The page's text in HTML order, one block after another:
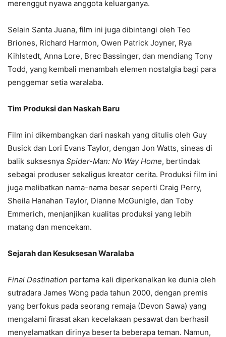
merenggut nyawa anggota keluarganya.
Selain Santa Juana, film ini juga dibintangi oleh Teo
Briones, Richard Harmon, Owen Patrick Joyner, Rya
Kihlstedt, Anna Lore, Brec Bassinger, dan mendiang Tony
Todd, yang kembali menambah elemen nostalgia bagi para
penggemar setia waralaba.
Tim Produksi dan Naskah Baru
Film ini dikembangkan dari naskah yang ditulis oleh Guy
Busick dan Lori Evans Taylor, dengan Jon Watts, sineas di
balik suksesnya Spider-Man: No Way Home, bertindak
sebagai produser sekaligus kreator cerita. Produksi film ini
juga melibatkan nama-nama besar seperti Craig Perry,
Sheila Hanahan Taylor, Dianne McGunigle, dan Toby
Emmerich, menjanjikan kualitas produksi yang lebih
matang dan mencekam.
Sejarah dan Kesuksesan Waralaba
Final Destination pertama kali diperkenalkan ke dunia oleh
sutradara James Wong pada tahun 2000, dengan premis
yang berfokus pada seorang remaja (Devon Sawa) yang
mengalami firasat akan kecelakaan pesawat dan berhasil
menyelamatkan dirinya beserta beberapa teman. Namun,